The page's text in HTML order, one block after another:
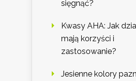
sięgnąć?
Kwasy AHA: Jak
mają korzyści i
zastosowanie?
Jesienne kolory